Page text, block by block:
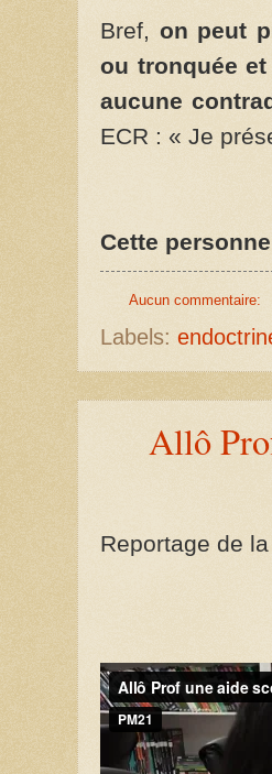
Bref, on peut
ou tronquée
aucune
ECR : « Je
Cette
Aucun commentaire:
Labels:
Allô
Reportage de